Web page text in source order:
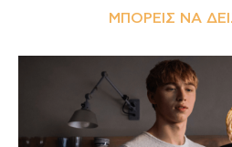
ΜΠΟΡΕΊΣ ΝΑ